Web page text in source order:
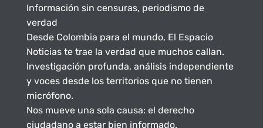
Información sin censuras, periodismo de
verdad
Desde Colombia para el mundo, El Espacio
Noticias te trae la verdad que muchos callan.
Investigación profunda, análisis independiente
y voces desde los territorios que no tienen
micrófono.
Nos mueve una sola causa: el derecho
ciudadano a estar bien informado.